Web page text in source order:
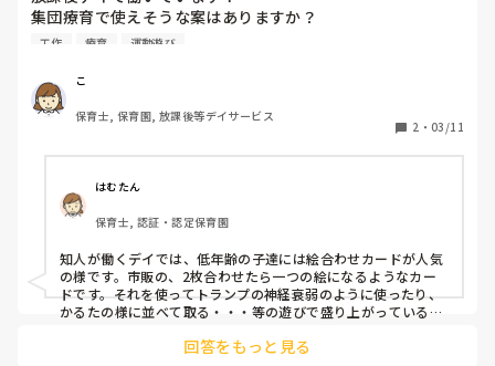
集団療育で使えそうな案はありますか？
領域としては、
・工作系
・みんな遊び系
・感覚系
この辺りでおすすめのプログラムあれば教えていただきたい
工作 療育 運動遊び
こ
保育士, 保育園, 放課後等デイサービス
2 ・ 03/11
はむたん
保育士, 認証・認定保育園
知人が働くデイでは、低年齢の子達には絵合わせカードが人気
の様です。市販の、2枚合わせたら一つの絵になるようなカー
ドです。それを使ってトランプの神経衰弱のように使ったり、
かるたの様に並べて取る・・・等の遊びで盛り上がっている様
なかったらすみません。回答をもっと見る